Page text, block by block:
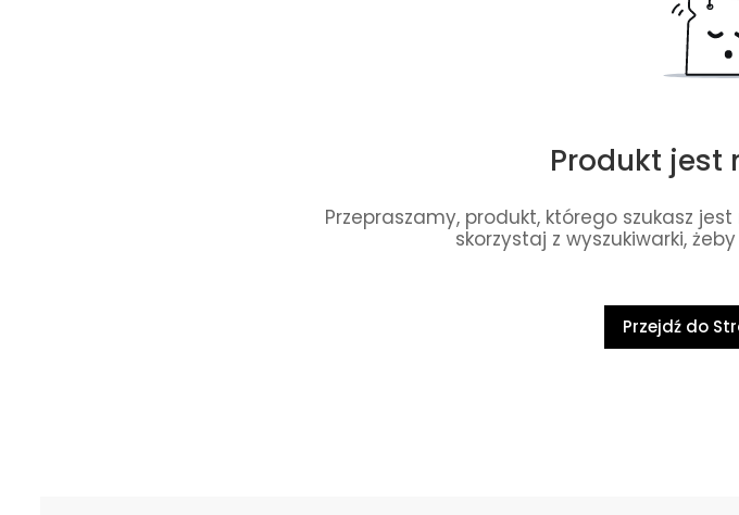
Produkt jest
Przepraszamy, produkt, którego szukasz
skorzystaj z wyszukiwarki,
Przejdź do